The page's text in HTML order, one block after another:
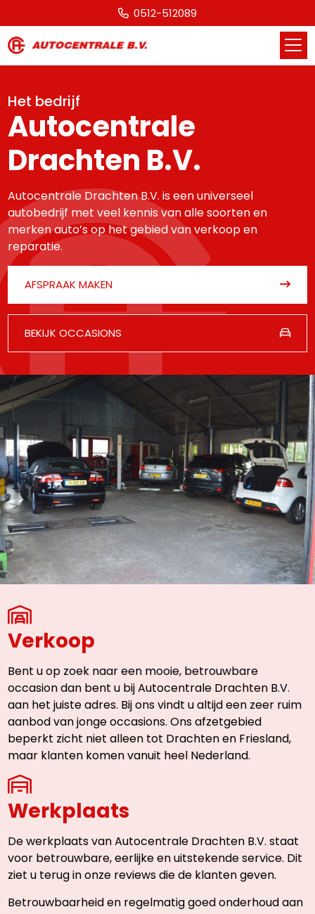
0512-512089
Het bedrijf
Autocentrale
Drachten B.V.
Autocentrale Drachten B.V. is een universeel
autobedrijf met veel kennis van alle soorten en
merken auto’s op het gebied van verkoop en
reparatie.
AFSPRAAK MAKEN
BEKIJK OCCASIONS
Verkoop
Bent u op zoek naar een mooie, betrouwbare
occasion dan bent u bij Autocentrale Drachten B.V.
aan het juiste adres. Bij ons vindt u altijd een zeer ruim
aanbod van jonge occasions. Ons afzetgebied
beperkt zicht niet alleen tot Drachten en Friesland,
maar klanten komen vanuit heel Nederland.
Werkplaats
De werkplaats van Autocentrale Drachten B.V. staat
voor betrouwbare, eerlijke en uitstekende service. Dit
ziet u terug in onze reviews die de klanten geven.
Betrouwbaarheid en regelmatig goed onderhoud aan